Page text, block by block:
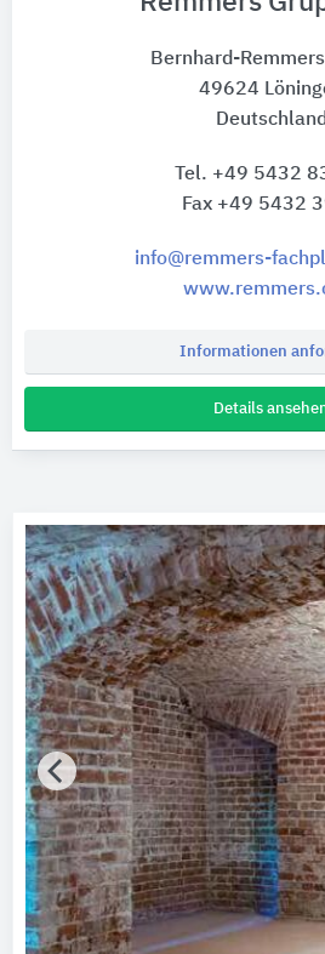
Bernhard-
49624
Deutschland
Tel. +49 5432
Fax +49 5432
info@remmers-
Informationen
Details